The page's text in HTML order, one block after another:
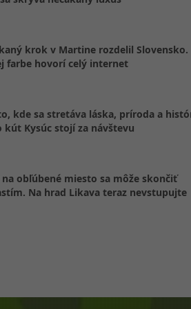
krok v Martine rozdelil Slovensko.
farbe hovorí celý internet
kde sa stretáva láska, príroda a
kút Kysúc stojí za návštevu
obľúbené miesto sa môže skončiť
Na hrad Likava teraz nevstupujte